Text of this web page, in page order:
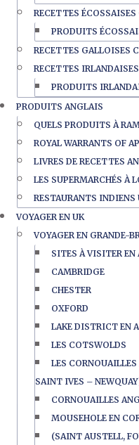
RECETTES
PRODUITS
RECETTES GALLOISES
RECETTES
PRODUITS
PRODUITS ANGLAIS
QUELS PRODUITS À
ROYAL WARRANTS OF
LIVRES DE RECETTES
LES SUPERMARCHÉS À
RESTAURANTS INDIENS
VOYAGER EN UK
VOYAGER EN GRANDE-
SITES À VISITER EN
CAMBRIDGE
CHESTER
OXFORD
LAKE DISTRICT EN
LES COTSWOLDS
LES
SAINT IVES –
CORNOUAILLES
MOUSEHOLE EN
(SAINT AUSTELL,